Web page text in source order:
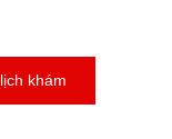
khám